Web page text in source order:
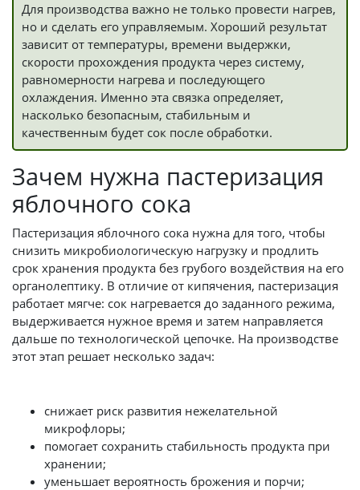
Для производства важно не только провести нагрев,
но и сделать его управляемым. Хороший результат
зависит от температуры, времени выдержки,
скорости прохождения продукта через систему,
равномерности нагрева и последующего
охлаждения. Именно эта связка определяет,
насколько безопасным, стабильным и
качественным будет сок после обработки.
Зачем нужна пастеризация
яблочного сока
Пастеризация яблочного сока нужна для того, чтобы
снизить микробиологическую нагрузку и продлить
срок хранения продукта без грубого воздействия на его
органолептику. В отличие от кипячения, пастеризация
работает мягче: сок нагревается до заданного режима,
выдерживается нужное время и затем направляется
дальше по технологической цепочке. На производстве
этот этап решает несколько задач:
снижает риск развития нежелательной
микрофлоры;
помогает сохранить стабильность продукта при
хранении;
уменьшает вероятность брожения и порчи;